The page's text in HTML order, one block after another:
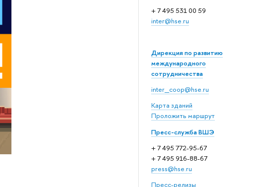
+ 7 495 531 00 59
inter@hse.ru
Дирекция по развитию
международного
сотрудничества
inter_coop@hse.ru
Карта зданий
Проложить маршрут
Пресс-служба ВШЭ
+ 7 495 772-95-67
+ 7 495 916-88-67
press@hse.ru
Пресс-релизы